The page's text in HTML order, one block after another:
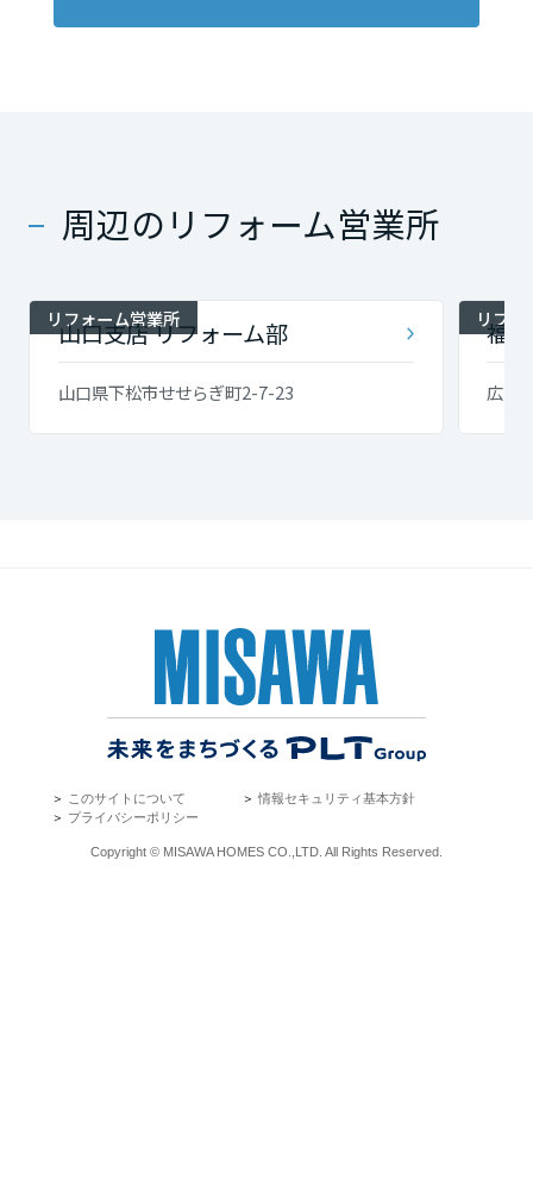
周辺のリフォーム営業所
リフォーム営業所
山口支店 リフォーム部
山口県下松市せせらぎ町2-7-23
リフ
福
広島
＞ このサイトについて ＞情報セキュリティ基本方針
＞ プライバシーポリシー
Copyright © MISAWA HOMES CO.,LTD. All Rights Reserved.